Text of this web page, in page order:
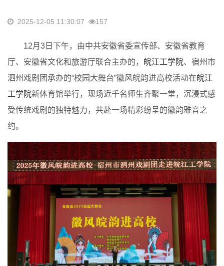
2025-12-05 11:30:07 157
12月3日下午，由中共安徽省委宣传部、安徽省教育
厅、安徽省文化和旅游厅联合主办的， 皖江工学院、宿州市
泗州戏剧团承办的“校园大舞台”徽风皖韵进高校活动在皖江
工学院新体育馆举行，现场近千名师生齐聚一堂，沉浸式感
受传统戏剧的独特魅力，共赴一场精彩纷呈的徽韵雅音之
约。